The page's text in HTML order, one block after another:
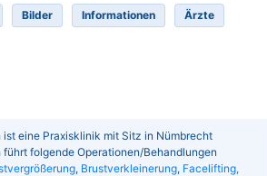
Bilder Informationen Ärzte
eine Praxisklinik mit Sitz in Nümbrecht
folgende Operationen/Behandlungen
, Brustverkleinerung, Facelifting,